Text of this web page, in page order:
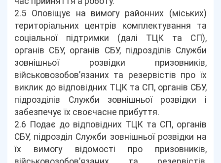
2.5 Оповіщує на вимогу районних (міських)
територіальних центрів комплектування та
соціальної підтримки (далі ТЦК та СП),
органів СБУ, органів СБУ, підрозділів Служби
зовнішньої розвідки призовників,
військовозобов’язаних та резервістів про їх
виклик до відповідних ТЦК та СП, органів СБУ,
підрозділів Служби зовнішньої розвідки і
забезпечує їх своєчасне прибуття.
2.6 Подає до відповідних ТЦК та СП, органів
СБУ, підрозділ Служби зовнішньої розвідки на
їх вимогу відомості про призовників,